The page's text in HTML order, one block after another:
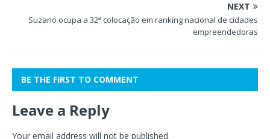
NEXT
Suzano ocupa a 32ª colocação em ranking nacional de cidades
empreendedoras
BE THE FIRST TO COMMENT
Leave a Reply
Your email address will not be published.